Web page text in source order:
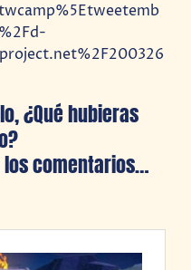
¿Qué hubieras
los comentarios…